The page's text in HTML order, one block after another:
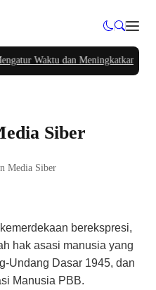
Waktu dan Meningkatkan
Siber
Media Siber
berekspresi,
hak asasi manusia yang
Undang Dasar 1945, dan
Manusia PBB.